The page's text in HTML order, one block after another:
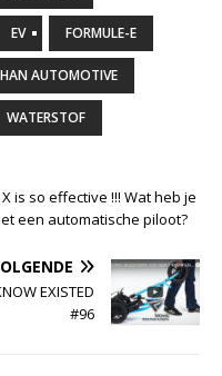
EV FORMULE-E
AUTOMOTIVE
WATERSTOF
is so effective !!! Wat heb je
een automatische piloot?
EXISTED
#96